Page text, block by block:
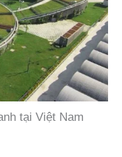
tại Việt Nam